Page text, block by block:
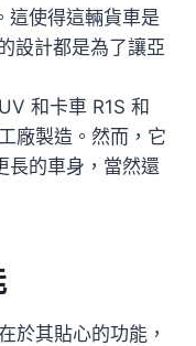
使得這輛貨車是
設計都是為了讓亞
和卡車 R1S 和
廠製造。然而，它
長的車身，當然還
於其貼心的功能，